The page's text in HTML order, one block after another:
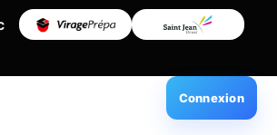
Connexion